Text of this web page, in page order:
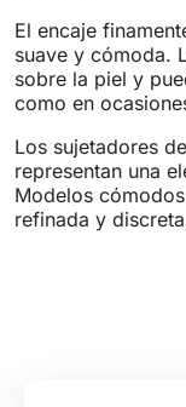
El encaje
suave y cómoda.
sobre la piel y
como en
Los sujetadores
representan una
Modelos
refinada y